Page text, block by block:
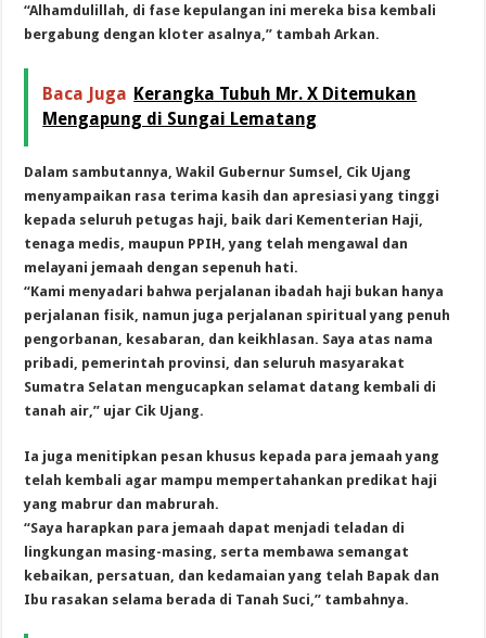
“Alhamdulillah, di fase kepulangan ini mereka bisa kembali
bergabung dengan kloter asalnya,” tambah Arkan.
Baca Juga Kerangka Tubuh Mr. X Ditemukan
Mengapung di Sungai Lematang
Dalam sambutannya, Wakil Gubernur Sumsel, Cik Ujang
menyampaikan rasa terima kasih dan apresiasi yang tinggi
kepada seluruh petugas haji, baik dari Kementerian Haji,
tenaga medis, maupun PPIH, yang telah mengawal dan
melayani jemaah dengan sepenuh hati.
“Kami menyadari bahwa perjalanan ibadah haji bukan hanya
perjalanan fisik, namun juga perjalanan spiritual yang penuh
pengorbanan, kesabaran, dan keikhlasan. Saya atas nama
pribadi, pemerintah provinsi, dan seluruh masyarakat
Sumatra Selatan mengucapkan selamat datang kembali di
tanah air,” ujar Cik Ujang.
Ia juga menitipkan pesan khusus kepada para jemaah yang
telah kembali agar mampu mempertahankan predikat haji
yang mabrur dan mabrurah.
“Saya harapkan para jemaah dapat menjadi teladan di
lingkungan masing-masing, serta membawa semangat
kebaikan, persatuan, dan kedamaian yang telah Bapak dan
Ibu rasakan selama berada di Tanah Suci,” tambahnya.